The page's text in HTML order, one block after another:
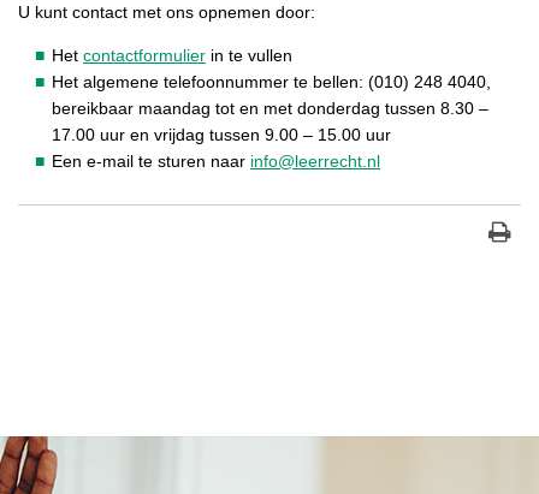
U kunt contact met ons opnemen door:
Het contactformulier in te vullen
Het algemene telefoonnummer te bellen: (010) 248 4040,
bereikbaar maandag tot en met donderdag tussen 8.30 –
17.00 uur en vrijdag tussen 9.00 – 15.00 uur
Een e-mail te sturen naar info@leerrecht.nl